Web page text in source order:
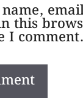
this
I comment.